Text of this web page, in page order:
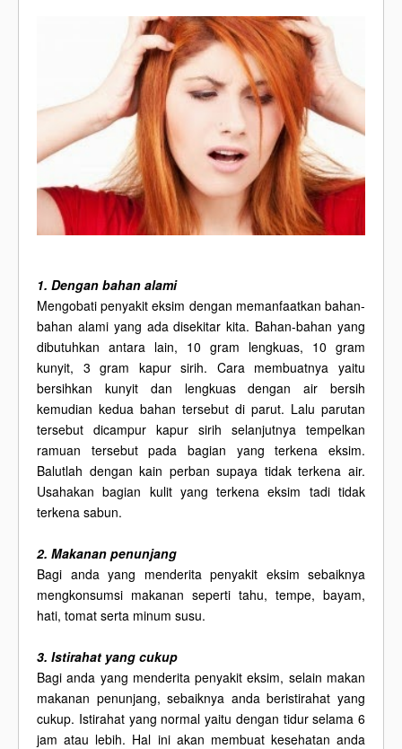
1. Dengan bahan alami
Mengobati penyakit eksim dengan memanfaatkan bahan-
bahan alami yang ada disekitar kita. Bahan-bahan yang
dibutuhkan antara lain, 10 gram lengkuas, 10 gram
kunyit, 3 gram kapur sirih. Cara membuatnya yaitu
bersihkan kunyit dan lengkuas dengan air bersih
kemudian kedua bahan tersebut di parut. Lalu parutan
tersebut dicampur kapur sirih selanjutnya tempelkan
ramuan tersebut pada bagian yang terkena eksim.
Balutlah dengan kain perban supaya tidak terkena air.
Usahakan bagian kulit yang terkena eksim tadi tidak
terkena sabun.
2. Makanan penunjang
Bagi anda yang menderita penyakit eksim sebaiknya
mengkonsumsi makanan seperti tahu, tempe, bayam,
hati, tomat serta minum susu.
3. Istirahat yang cukup
Bagi anda yang menderita penyakit eksim, selain makan
makanan penunjang, sebaiknya anda beristirahat yang
cukup. Istirahat yang normal yaitu dengan tidur selama 6
jam atau lebih. Hal ini akan membuat kesehatan anda